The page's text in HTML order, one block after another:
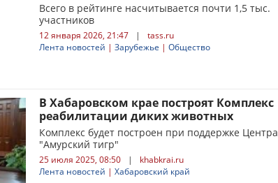
Всего в рейтинге насчитывается почти 1,5 тыс.
участников
12 января 2026, 21:47 |
tass.ru
Лента новостей | Зарубежье | Общество
В Хабаровском крае построят Комплекс
реабилитации диких животных
Комплекс будет построен при поддержке Центра
"Амурский тигр"
25 июля 2025, 08:50 |
khabkrai.ru
Лента новостей | Хабаровский край